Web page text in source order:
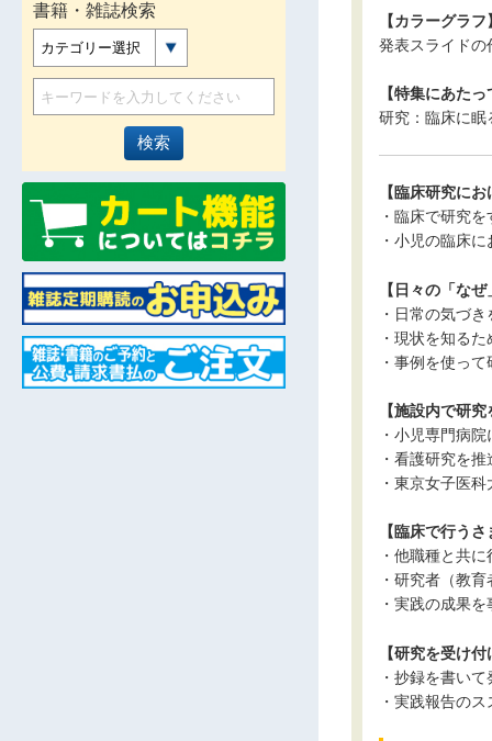
【カラーグラフ
発表スライドの
【特集にあたっ
研究：臨床に眠
【臨床研究に
・臨床で研究
・小児の臨床
【日々の「な
・日常の気づ
・現状を知る
・事例を使っ
【施設内で研
・小児専門病
・看護研究を
・東京女子医
【臨床で行う
・他職種と共
・研究者（教
・実践の成果
【研究を受け
・抄録を書い
・実践報告の
書籍・雑誌検索
カテゴリー選択